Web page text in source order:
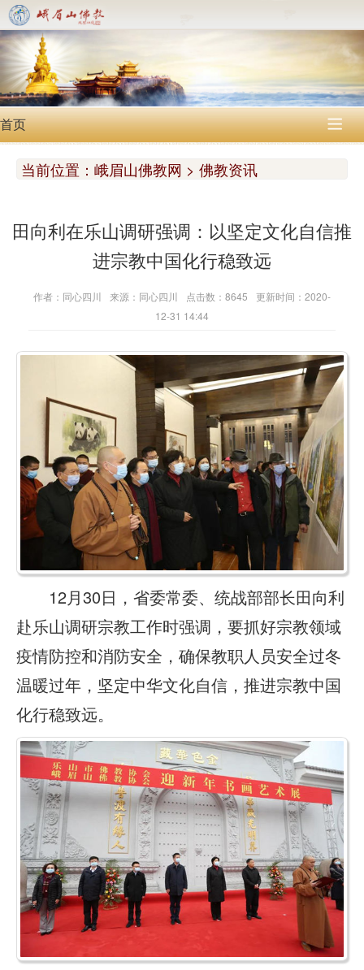
首页 
当前位置： 峨眉山佛教网 > 佛教资讯
田向利在乐山调研强调：以坚定文化自信推
进宗教中国化行稳致远
作者：同心四川 来源：同心四川 点击数：8645
更新时间：2020-
12-31 14:44
12月30日，省委常委、统战部部长田向利
赴乐山调研宗教工作时强调，要抓好宗教领域
疫情防控和消防安全，确保教职人员安全过冬
温暖过年，坚定中华文化自信，推进宗教中国
化行稳致远。